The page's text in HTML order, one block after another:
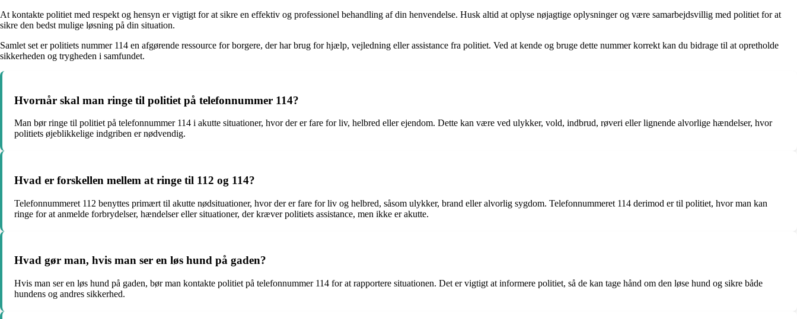
At kontakte politiet med respekt og hensyn er vigtigt for at sikre en effektiv og professionel behandling af din henvendelse. Husk altid at oplyse nøjagtige oplysninger og være samarbejdsvillig med politiet for at
sikre den bedst mulige løsning på din situation.
Samlet set er politiets nummer 114 en afgørende ressource for borgere, der har brug for hjælp, vejledning eller assistance fra politiet. Ved at kende og bruge dette nummer korrekt kan du bidrage til at opretholde
sikkerheden og trygheden i samfundet.
Hvornår skal man ringe til politiet på telefonnummer 114?
Man bør ringe til politiet på telefonnummer 114 i akutte situationer, hvor der er fare for liv, helbred eller ejendom. Dette kan være ved ulykker, vold, indbrud, røveri eller lignende alvorlige hændelser, hvor
politiets øjeblikkelige indgriben er nødvendig.
Hvad er forskellen mellem at ringe til 112 og 114?
Telefonnummeret 112 benyttes primært til akutte nødsituationer, hvor der er fare for liv og helbred, såsom ulykker, brand eller alvorlig sygdom. Telefonnummeret 114 derimod er til politiet, hvor man kan
ringe for at anmelde forbrydelser, hændelser eller situationer, der kræver politiets assistance, men ikke er akutte.
Hvad gør man, hvis man ser en løs hund på gaden?
Hvis man ser en løs hund på gaden, bør man kontakte politiet på telefonnummer 114 for at rapportere situationen. Det er vigtigt at informere politiet, så de kan tage hånd om den løse hund og sikre både
hundens og andres sikkerhed.